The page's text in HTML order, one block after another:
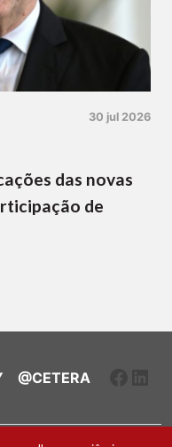
30 jul 2026
das novas
de
@CETERA